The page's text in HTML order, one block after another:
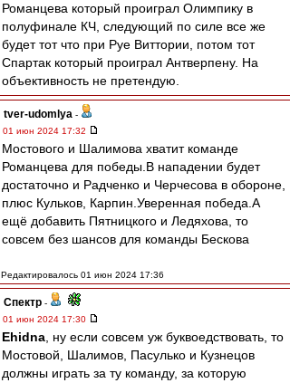
Романцева который проиграл Олимпику в
полуфинале КЧ, следующий по силе все же
будет тот что при Руе Виттории, потом тот
Спартак который проиграл Антверпену. На
объективность не претендую.
tver-udomlya -
01 июн 2024 17:32
Мостового и Шалимова хватит команде
Романцева для победы.В нападении будет
достаточно и Радченко и Черчесова в обороне,
плюс Кульков, Карпин.Уверенная победа.А
ещё добавить Пятницкого и Ледяхова, то
совсем без шансов для команды Бескова
Редактировалось 01 июн 2024 17:36
Спектр -
01 июн 2024 17:30
Ehidna , ну если совсем уж буквоедствовать, то
Мостовой, Шалимов, Пасулько и Кузнецов
должны играть за ту команду, за которую